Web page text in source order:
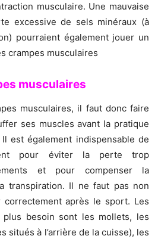
musculaire. Une mauvaise
excessive de sels minéraux (à
pourraient également jouer un
crampes musculaires
musculaires
musculaires, il faut donc faire
ses muscles avant la pratique
est également indispensable de
pour éviter la perte trop
et pour compenser la
transpiration. Il ne faut pas non
correctement après le sport. Les
besoin sont les mollets, les
situés à l’arrière de la cuisse), les